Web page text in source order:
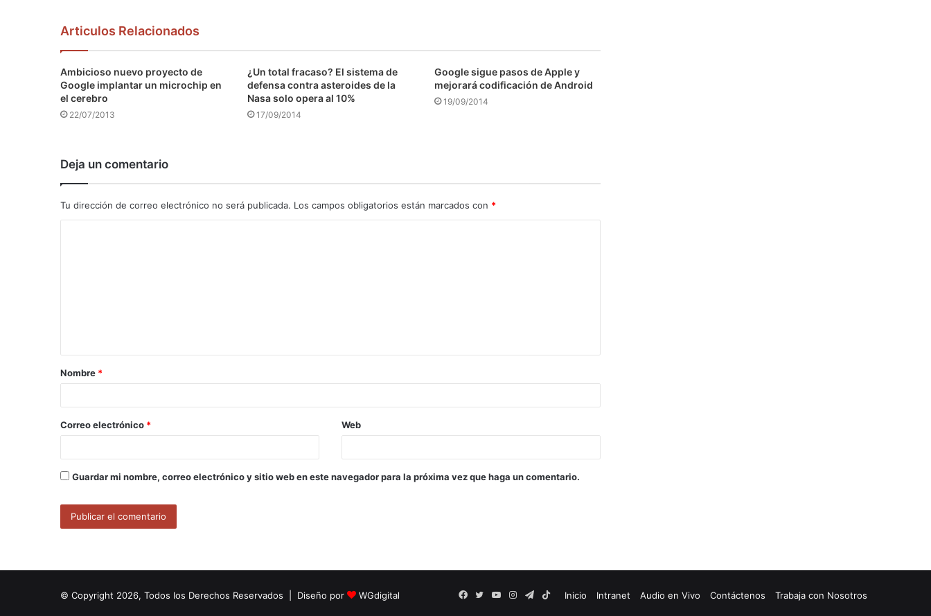
Articulos Relacionados
Ambicioso nuevo proyecto de
Google implantar un microchip en
el cerebro
22/07/2013
¿Un total fracaso? El sistema de
defensa contra asteroides de la
Nasa solo opera al 10%
17/09/2014
Google sigue pasos de Apple y
mejorará codificación de Android
19/09/2014
Deja un comentario
Tu dirección de correo electrónico no será publicada. Los campos obligatorios están marcados con *
a
r
*
Nombre *
Correo electrónico * Web
Guardar mi nombre, correo electrónico y sitio web en este navegador para la próxima vez que haga un comentario.
© Copyright 2026, Todos los Derechos Reservados | Diseño por WGdigital Inicio Intranet Audio en Vivo Contáctenos Trabaja con Nosotros
Facebook
TwitterYouTubeInstagramTelegram
TikTok